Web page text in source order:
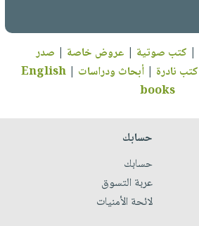
| كتب صوتية | عروض خاصة | صدر
كتب نادرة |أبحاث ودراسات |
English
books
حسابك
حسابك
عربة التسوق
لائحة الأمنيات